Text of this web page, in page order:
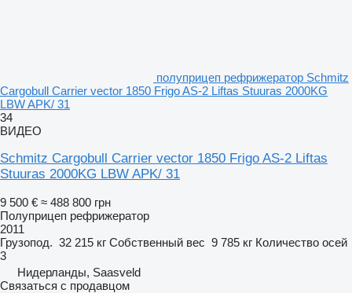
полуприцеп рефрижератор Schmitz
Cargobull Carrier vector 1850 Frigo AS-2 Liftas Stuuras 2000KG
LBW APK/ 31
34
ВИДЕО
Schmitz Cargobull Carrier vector 1850 Frigo AS-2 Liftas
Stuuras 2000KG LBW APK/ 31
9 500 € ≈ 488 800 грн
Полуприцеп рефрижератор
2011
Грузопод. 32 215 кг Собственный вес 9 785 кг Количество осей
3
Нидерланды, Saasveld
Связаться с продавцом